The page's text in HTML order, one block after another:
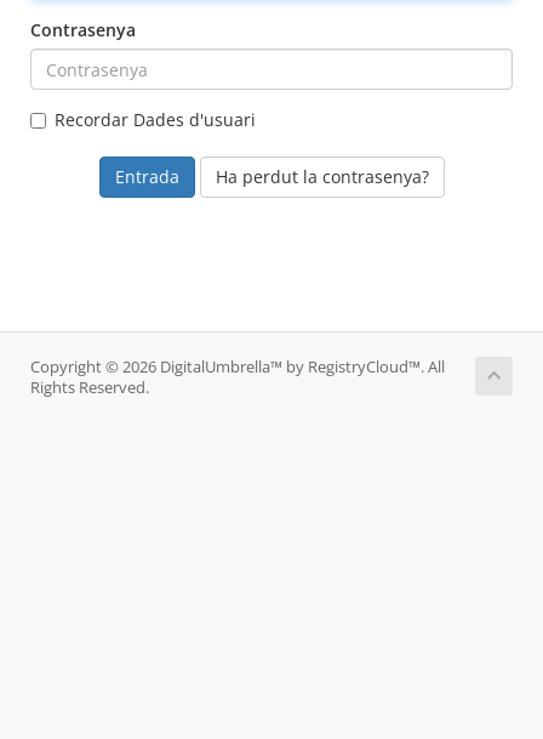
Contrasenya
Recordar Dades d'usuari
Ha perdut la contrasenya?
Copyright © 2026 DigitalUmbrella™ by RegistryCloud™. All
Rights Reserved.